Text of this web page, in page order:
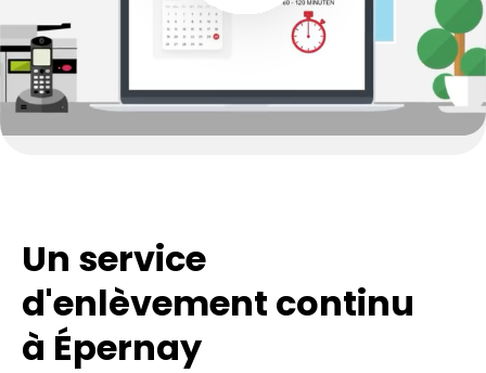
Un service
d'enlèvement continu
à Épernay